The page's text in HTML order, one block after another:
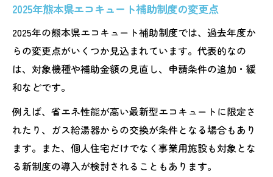
熊本県省エネ設備補助金で賢く選ぶ方法
エコキュート補助金情報の調べ方ガイド
補助金受付終了前に知るべきエコキュート情報
エコキュート補助金の受付終了前にすべき
準備
熊本県エコキュート補助金の受付期間に注
意
申請締切前に確認したいエコキュートの条
件
2025年熊本県エコキュート補助制度の変更点
2025年の熊本県エコキュート補助制度では、過去年度か
らの変更点がいくつか見込まれています。代表的なの
は、対象機種や補助金額の見直し、申請条件の追加・緩
和などです。
例えば、省エネ性能が高い最新型エコキュートに限定さ
れたり、ガス給湯器からの交換が条件となる場合もあり
ます。また、個人住宅だけでなく事業用施設も対象とな
る新制度の導入が検討されることもあります。